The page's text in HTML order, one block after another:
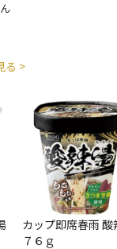
る >
カップ即席春雨 酸
７６ｇ